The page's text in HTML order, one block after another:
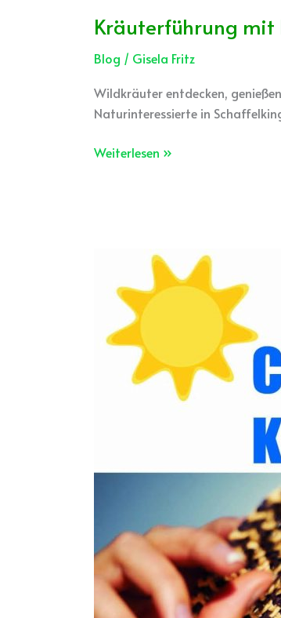
Kräuterführung
Blog / Gisela Fritz
Wildkräuter entdecken,
Naturinteressierte in
Weiterlesen »
machen!